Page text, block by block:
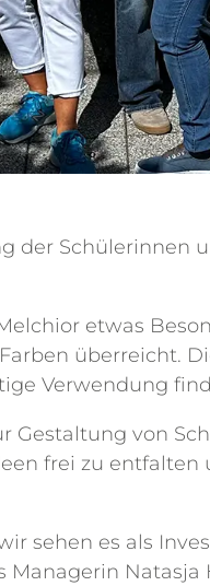
der Schülerinnen
etwas
überreicht.
Verwendung
Gestaltung von
frei zu
sehen es als
Managerin